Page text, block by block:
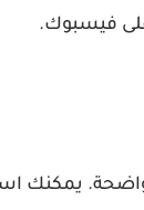
فيسبوك.
يمكنك